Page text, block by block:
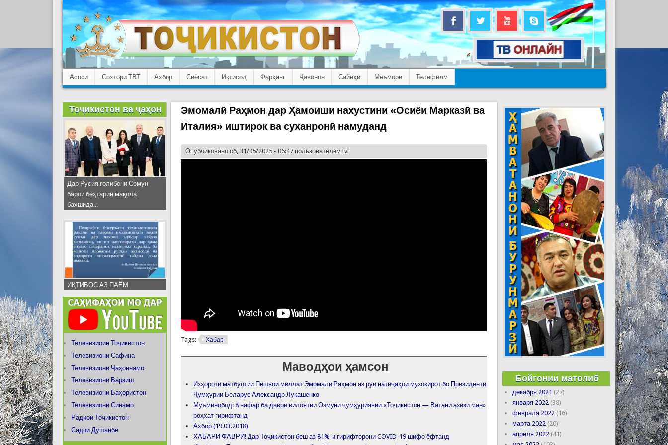
Асосӣ Сохтори ТВТ Ахбор Сиёсат Иқтисод Фарҳанг Ҷавонон Сайёҳӣ Меъмори Телефилм
Эмомалӣ Раҳмон дар Ҳамоиши нахустини «Осиёи Марказӣ ва
Италия» иштирок ва суханронӣ намуданд
Опубликовано сб, 31/05/2025 - 06:47 пользователемtvt
Tags: Хабар
Маводҳои ҳамсон
Изҳороти матбуотии Пешвои миллат Эмомалӣ Раҳмон аз рӯи натиҷаҳои музокирот бо Президенти
Ҷумҳурии Беларус Александр Лукашенко
Муъминобод: 8 нафар ба даври вилоятии Озмуни ҷумҳуриявии «Тоҷикистон — Ватани азизи ман»
роҳхат гирифтанд
Ахбор (19.03.2018)
ХАБАРИ ФАВРӢ! Дар Тоҷикистон беш аз 81%-и гирифторони COVID-19 шифо ёфтанд
Тоҷикистон ва ҷаҳон
Дар Русия ғолибони Озмун
барои беҳтарин мақола
бахшида...
ИҚТИБОС АЗ ПАЁМ
Телевизиоин Тоҷикистон
Телевизиони Сафина
Телевизиони Ҷаҳоннамо
Телевизиони Варзиш
Телевизиони Баҳористон
Телевизиони Синамо
Радиои Тоҷикистон
Садои Душанбе
Бойгонии матолиб
декабря 2021 (27)
января 2022 (38)
февраля 2022 (16)
марта 2022 (20)
апреля 2022 (41)